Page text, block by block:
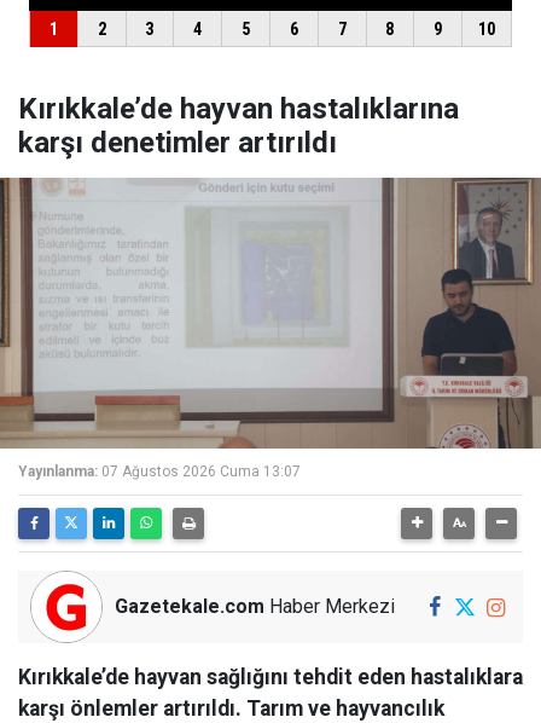
Kırıkkale’de hayvan hastalıklarına
karşı denetimler artırıldı
Yayınlanma: 07 Ağustos 2026 Cuma 13:07
Gazetekale.com Haber Merkezi
Kırıkkale’de hayvan sağlığını tehdit eden hastalıklara
karşı önlemler artırıldı. Tarım ve hayvancılık